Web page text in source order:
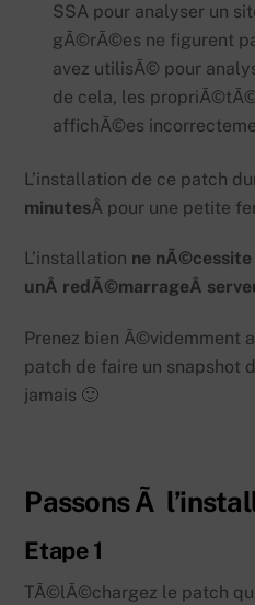
SSA pour analyser un
gÃ©rÃ©es ne figurent
avez utilisÃ© pour
de cela, les
affichÃ©es
L’installation de ce patch
minutesÂ pour une petite
L’installation ne nÃ©cessite
unÂ redÃ©marrageÂ
Prenez bien Ã©videmment
patch de faire un snapshot
jamais 🙂
Passons Ã
Etape 1
TÃ©lÃ©chargez le patch